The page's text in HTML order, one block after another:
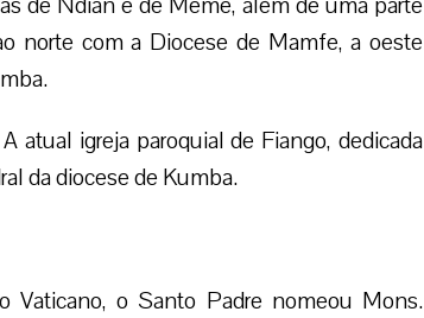
norte com a Diocese de Mamfe, a oeste
atual igreja paroquial de Fiango, dedicada
da diocese de Kumba.
Vaticano, o Santo Padre nomeou Mons.